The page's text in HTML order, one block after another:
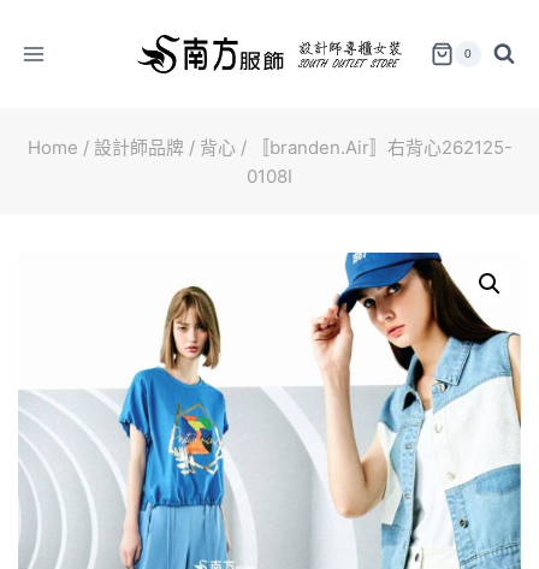
0
Home / 設計師品牌 / 背心 /
〚branden.Air〛右背心262125-
0108I